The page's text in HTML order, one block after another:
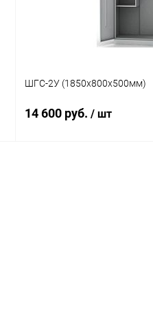
ШГС-2У (1850х800х500мм)
14 600 руб. / шт